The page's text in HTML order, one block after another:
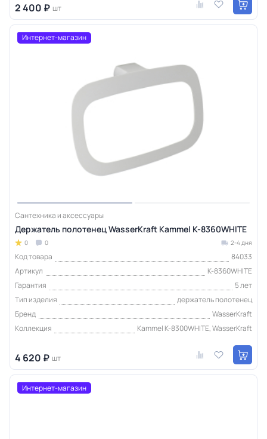
2 400 ₽ шт
Интернет-магазин
Сантехника и аксессуары
Держатель полотенец WasserKraft Kammel K-8360WHITE
0 0 2-4 дня
Код товара
84033
Артикул
K-8360WHITE
Гарантия
5 лет
Тип изделия
держатель полотенец
Бренд
WasserKraft
Коллекция
Kammel K-8300WHITE, WasserKraft
4 620 ₽ шт
Интернет-магазин